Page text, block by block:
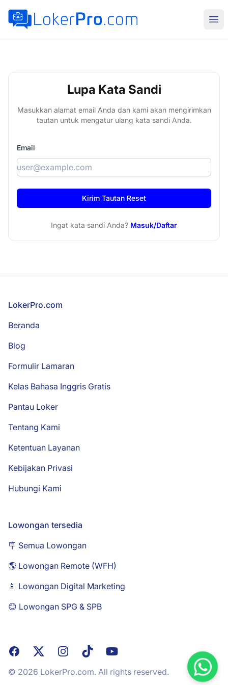
LokerPro.com
Lupa Kata Sandi
Masukkan alamat email Anda dan kami akan mengirimkan
tautan untuk mengatur ulang kata sandi Anda.
Email
Ingat kata sandi Anda? Masuk/Daftar
Footer
LokerPro.com
Beranda
Blog
Formulir Lamaran
Kelas Bahasa Inggris Gratis
Pantau Loker
Tentang Kami
Ketentuan Layanan
Kebijakan Privasi
Hubungi Kami
Lowongan tersedia
🪧 Semua Lowongan
🌎 Lowongan Remote (WFH)
📱 Lowongan Digital Marketing
😊 Lowongan SPG & SPB
Facebook
X InstagramTikTokYouTube
© 2026 LokerPro.com. All rights reserved.